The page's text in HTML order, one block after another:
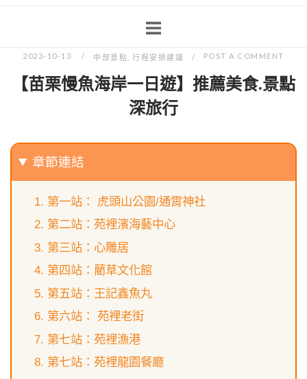
2023-10-13 中部景點 ,行程安排建議 POST A COMMENT
【苗栗慢魚海岸一日遊】推薦美食.景點
深旅行
章節連結
第一站： 虎頭山公園/通霄神社
第二站：苑裡濱海藝中心
第三站：心雕居
第四站：藺草文化館
第五站：王記鑫魚丸
第六站： 苑裡老街
第七站：苑裡漁港
第七站：苑裡龍園餐廳